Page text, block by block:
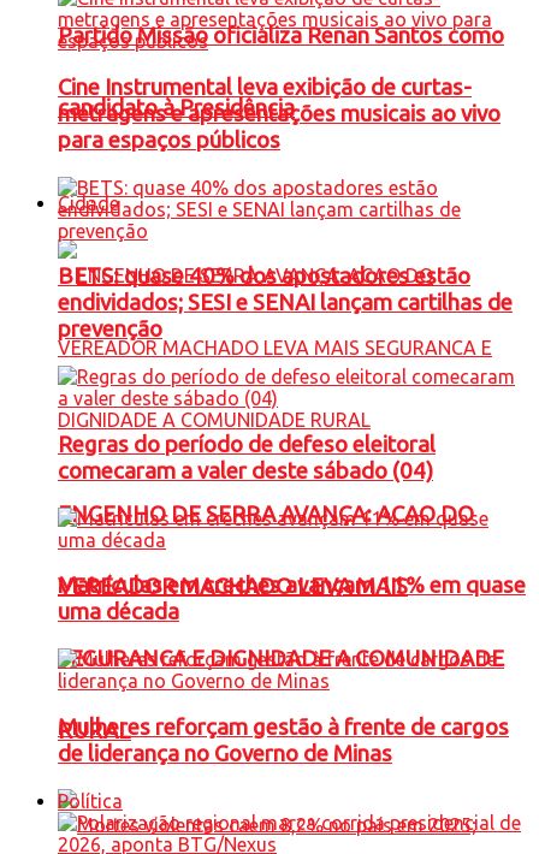
Partido Missão oficializa Renan Santos como
candidato à Presidência
Cidade
ENGENHO DE SERRA AVANÇA: ACAO DO
VEREADOR MACHADO LEVA MAIS
SEGURANCA E DIGNIDADE A COMUNIDADE
RURAL
Cine Instrumental leva exibição de curtas-
metragens e apresentações musicais ao vivo
para espaços públicos
BETS: quase 40% dos apostadores estão
endividados; SESI e SENAI lançam cartilhas de
prevenção
Regras do período de defeso eleitoral
comecaram a valer deste sábado (04)
Matrículas em creches avançam 11% em quase
uma década
Mulheres reforçam gestão à frente de cargos
de liderança no Governo de Minas
Política